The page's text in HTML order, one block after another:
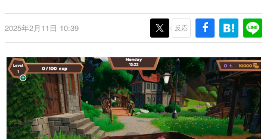
『うつヌケ』『ペンと箸』等で知られるマンガ家・田中圭
一先生によるゲーム業界レポートマンガです。
なんでゲームは面白い？
ゲーム開発者・hamatsu氏がゲームの魅力を画面や操作の
具体的な形から解き明かしていく、硬派で骨太な評論連載
です。
ゲームが変えた日本語
「経験値」「裏技」「ラスボス」… ゲームにまつわる言葉
の起源や用法の変遷を、コンピューター文化史研究家・タ
イニーP氏が徹底調査。
2025年2月11日 10:39 反応